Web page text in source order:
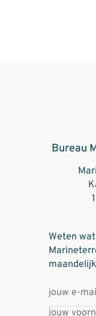
Bureau
Weten